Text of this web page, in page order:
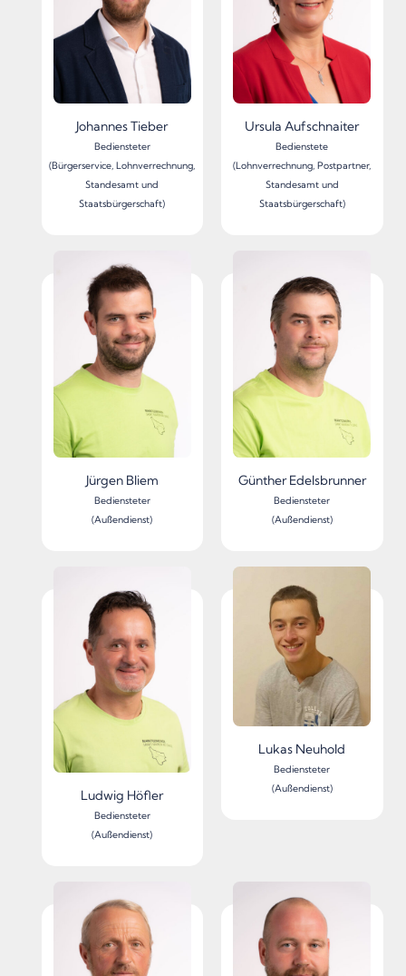
Johannes Tieber
Bediensteter
(Bürgerservice, Lohnverrechnung,
Standesamt und
Staatsbürgerschaft)
Ursula Aufschnaiter
Bedienstete
(Lohnverrechnung, Postpartner,
Standesamt und
Staatsbürgerschaft)
Jürgen Bliem
Bediensteter
(Außendienst)
Günther Edelsbrunner
Bediensteter
(Außendienst)
Ludwig Höfler
Bediensteter
(Außendienst)
Lukas Neuhold
Bediensteter
(Außendienst)